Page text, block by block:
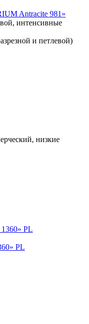
Antracite 981»
интенсивные
и петлевой)
низкие
PL